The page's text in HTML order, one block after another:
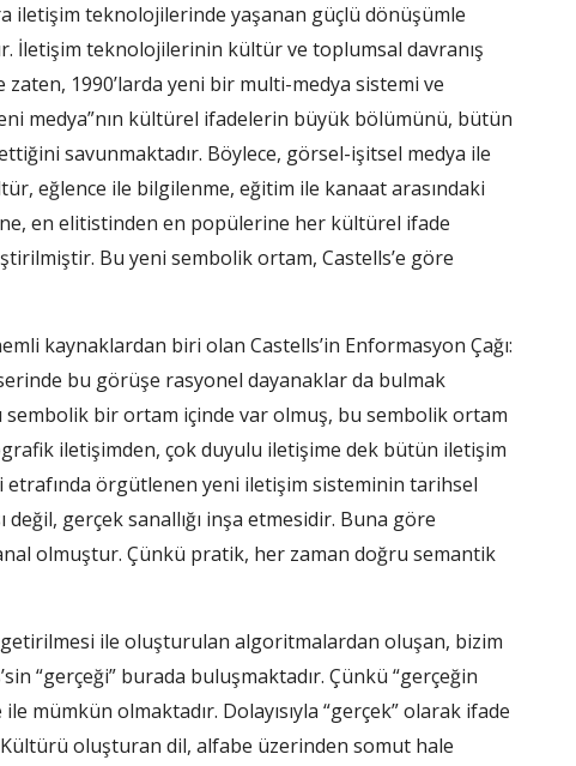
iletişim teknolojilerinde yaşanan güçlü dönüşümle
İletişim teknolojilerinin kültür ve toplumsal davranış
zaten, 1990’larda yeni bir multi-medya sistemi ve
medya”nın kültürel ifadelerin büyük bölümünü, bütün
savunmaktadır. Böylece, görsel-işitsel medya ile
eğlence ile bilgilenme, eğitim ile kanaat arasındaki
en elitistinden en popülerine her kültürel ifade
Bu yeni sembolik ortam, Castells’e göre
kaynaklardan biri olan Castells’in Enformasyon Çağı:
bu görüşe rasyonel dayanaklar da bulmak
bir ortam içinde var olmuş, bu sembolik ortam
iletişimden, çok duyulu iletişime dek bütün iletişim
örgütlenen yeni iletişim sisteminin tarihsel
gerçek sanallığı inşa etmesidir. Buna göre
olmuştur. Çünkü pratik, her zaman doğru semantik
ile oluşturulan algoritmalardan oluşan, bizim
“gerçeği” burada buluşmaktadır. Çünkü “gerçeğin
mümkün olmaktadır. Dolayısıyla “gerçek” olarak ifade
Kültürü oluşturan dil, alfabe üzerinden somut hale